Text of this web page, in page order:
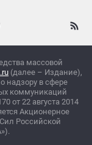
массовой
(далее – Издание),
надзору в сфере
коммуникаций
от 22 августа 2014
Акционерное
Российской